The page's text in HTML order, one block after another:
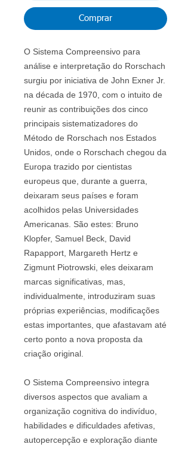
Comprar
O Sistema Compreensivo para
análise e interpretação do Rorschach
surgiu por iniciativa de John Exner Jr.
na década de 1970, com o intuito de
reunir as contribuições dos cinco
principais sistematizadores do
Método de Rorschach nos Estados
Unidos, onde o Rorschach chegou da
Europa trazido por cientistas
europeus que, durante a guerra,
deixaram seus países e foram
acolhidos pelas Universidades
Americanas. São estes: Bruno
Klopfer, Samuel Beck, David
Rapapport, Margareth Hertz e
Zigmunt Piotrowski, eles deixaram
marcas significativas, mas,
individualmente, introduziram suas
próprias experiências, modificações
estas importantes, que afastavam até
certo ponto a nova proposta da
criação original.
O Sistema Compreensivo integra
diversos aspectos que avaliam a
organização cognitiva do indivíduo,
habilidades e dificuldades afetivas,
autopercepção e exploração diante